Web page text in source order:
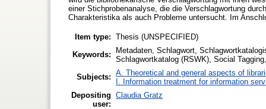
einer Stichprobenanalyse, die die Verschlagwortung
Charakteristika als auch Probleme untersucht. Im
Item type: Thesis (UNSPECIFIED)
Keywords:
Metadaten, Schlagwort,
Schlagwortkatalog (RSWK), Social
Subjects: A. Theoretical and general aspects of
I. Information treatment for information
Depositing
user:
Claudia Gratz